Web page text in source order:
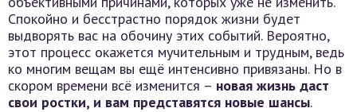
Спокойно и бесстрастно порядок жизни будет
выдворять вас на обочину этих событий. Вероятно,
этот процесс окажется мучительным и трудным, ведь
ко многим вещам вы ещё интенсивно привязаны. Но в
скором времени всё изменится – новая жизнь даст
свои ростки, и вам представятся новые шансы.